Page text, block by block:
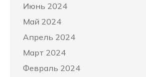
Июнь 2024
Май 2024
Апрель 2024
Март 2024
Февраль 2024